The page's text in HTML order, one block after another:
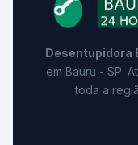
Desentupidora
em Bauru - SP.
toda a